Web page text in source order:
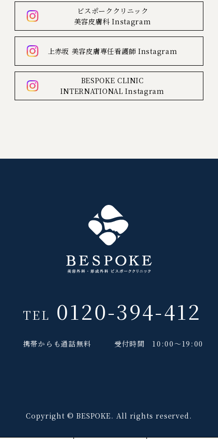
ビスポーククリニック
美容皮膚科 Instagram
上赤坂 美容皮膚専任看護師 Instagram
BESPOKE CLINIC
INTERNATIONAL Instagram
TEL 0120-394-412
携帯からも通話無料 受付時間 10:00～19:00
Copyright © BESPOKE. All rights reserved.